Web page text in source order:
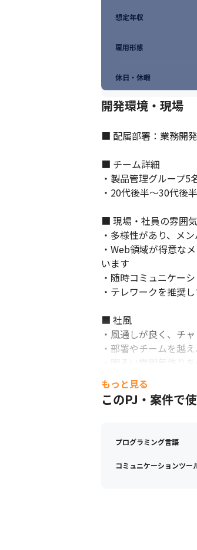
想定年収
雇用形態
休日・休暇
開発環境・現場
■ 配属部署：業務開
■ チーム詳細
・製品管理グループ
・20代後半～30代後
■ 現場・社員の雰囲気
・多様性があり、メ
・Web領域が得意な
います
・随時コミュニケー
・テレワークを推奨
■ 社風
・風通しが良く、チ
・部署やチームを越
・明るい雰囲気作り
■ 働く環境
・車で通勤できるた
もっと見る
このPJ・案件で
プログラミング言語
コミュニケーションツー